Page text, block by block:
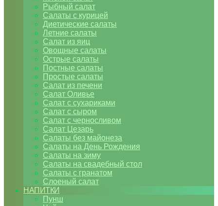
Рыбный салат
Салаты с курицей
Диетические салаты
Летние салаты
Салат из яиц
Овощные салаты
Острые салаты
Постные салаты
Простые салаты
Салат из печени
Салат Оливье
Салат с сухариками
Салат с сыром
Салат с черносливом
Салат Цезарь
Салаты без майонеза
Салаты на День Рождения
Салаты на зиму
Салаты на свадебный стол
Салаты с гранатом
Слоеный салат
НАПИТКИ
Пунш